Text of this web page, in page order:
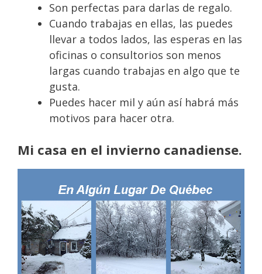
Son perfectas para darlas de regalo.
Cuando trabajas en ellas, las puedes
llevar a todos lados, las esperas en las
oficinas o consultorios son menos
largas cuando trabajas en algo que te
gusta.
Puedes hacer mil y aún así habrá más
motivos para hacer otra.
Mi casa en el invierno canadiense.